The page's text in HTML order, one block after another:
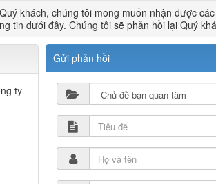
khách, chúng tôi mong muốn nhận được
tin dưới đây. Chúng tôi sẽ phản hồi lại Quý
ty
Gửi phản hồi